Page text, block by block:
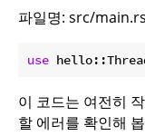
파일명: src/main.rs
use
이 코드는 여전히
할 에러를 확인해